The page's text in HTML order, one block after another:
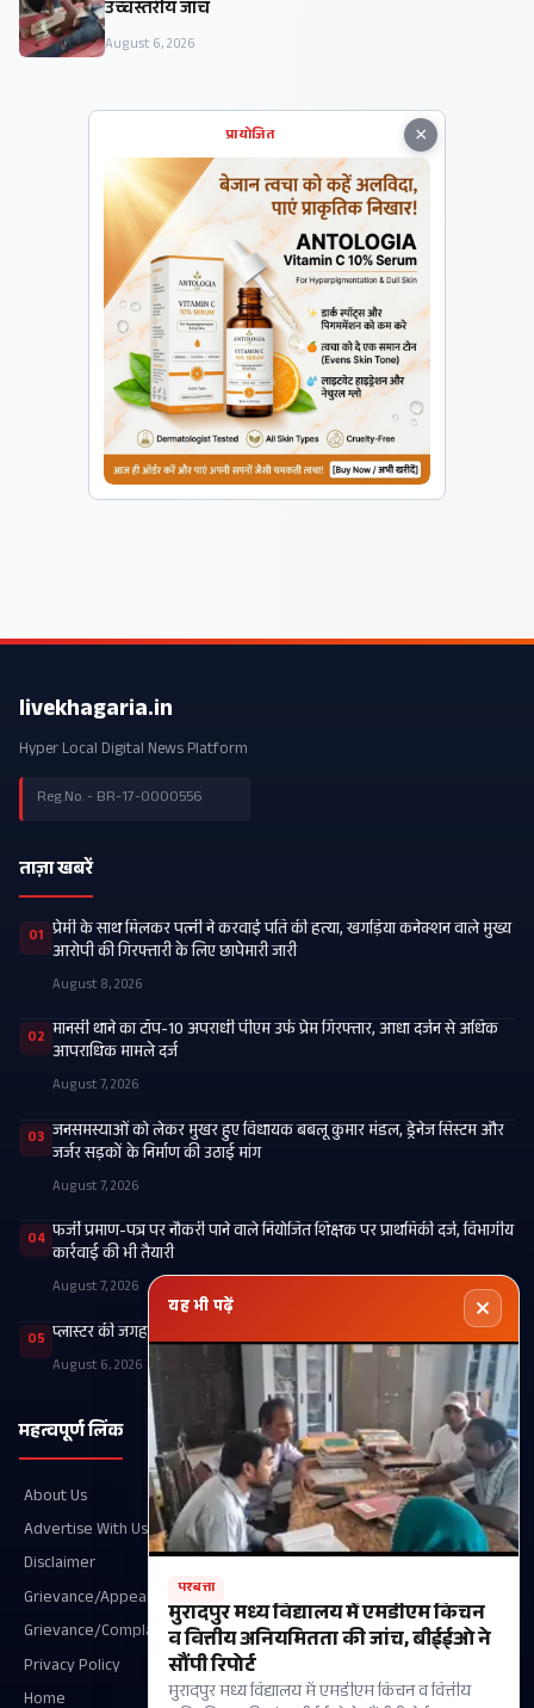
उच्चस्तरीय जांच
August 6, 2026
×
प्रायोजित
livekhagaria.in
Hyper Local Digital News Platform
Reg.No. - BR-17-0000556
ताज़ा खबरें
01 प्रेमी के साथ मिलकर पत्नी ने करवाई पति की हत्या, खगड़िया कनेक्शन वाले मुख्य
आरोपी की गिरफ्तारी के लिए छापेमारी जारी
August 8, 2026
02 मानसी थाने का टॉप-10 अपराधी पीएम उर्फ प्रेम गिरफ्तार, आधा दर्जन से अधिक
आपराधिक मामले दर्ज
August 7, 2026
03 जनसमस्याओं को लेकर मुखर हुए विधायक बबलू कुमार मंडल, ड्रेनेज सिस्टम और
जर्जर सड़कों के निर्माण की उठाई मांग
August 7, 2026
04 फर्जी प्रमाण-पत्र पर नौकरी पाने वाले नियोजित शिक्षक पर प्राथमिकी दर्ज, विभागीय
कार्रवाई की भी तैयारी
August 7, 2026
05 प्लास्टर की जगह टूटे पैर में कार्टन बांधने के मामले की होगी उच्चस्तरीय जांच
August 6, 2026
महत्वपूर्ण लिंक
About Us
Advertise With Us
Disclaimer
Grievance/Appeal Details
Grievance/Complaint
Privacy Policy
Home
श्रेणियाँ
Recent
खगड़िया
परबत्ता
राजनीति
यह भी पढ़ें
परबत्ता
मुरादपुर मध्य विद्यालय में एमडीएम किचन
व वित्तीय अनियमितता की जांच, बीईईओ ने
सौंपी रिपोर्ट
मुरादपुर मध्य विद्यालय में एमडीएम किचन व वित्तीय